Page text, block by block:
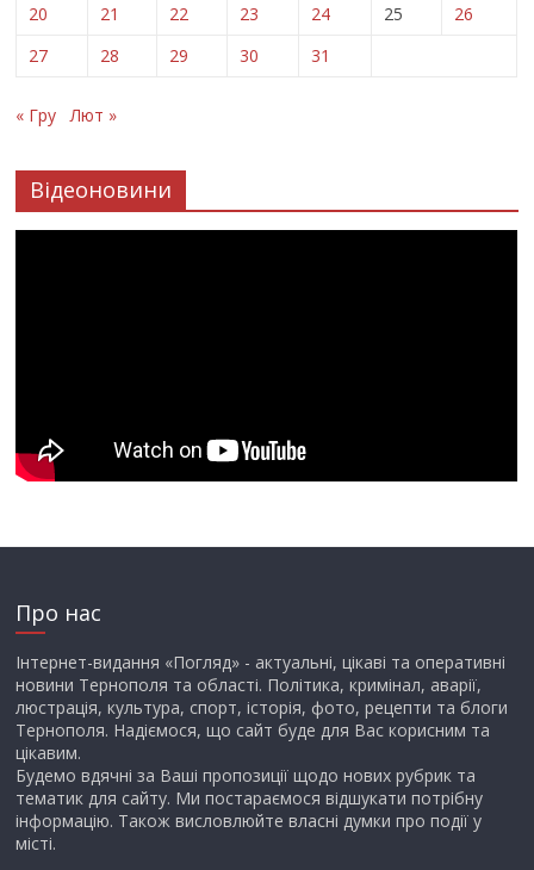
20
21 22 23 24 25
26
27
28 29 30 31
« Гру Лют »
Відеоновини
Про нас
Інтернет-видання «Погляд» - актуальні, цікаві та оперативні
новини Тернополя та області. Політика, кримінал, аварії,
люстрація, культура, спорт, історія, фото, рецепти та блоги
Тернополя. Надіємося, що сайт буде для Вас корисним та
цікавим.
Будемо вдячні за Ваші пропозиції щодо нових рубрик та
тематик для сайту. Ми постараємося відшукати потрібну
інформацію. Також висловлюйте власні думки про події у
місті.